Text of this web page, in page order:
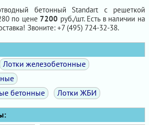
бетонный Standart с решеткой
по цене 7200 руб./шт. Есть в наличии на
Звоните: +7 (495) 724-32-38.
Лотки железобетонные
бетонные
Лотки ЖБИ